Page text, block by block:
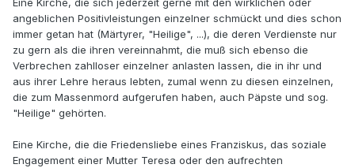
Eine Kirche, die sich jederzeit gerne mit den wirklichen oder
angeblichen Positivleistungen einzelner schmückt und dies schon
immer getan hat (Märtyrer, "Heilige", ...), die deren Verdienste nur
zu gern als die ihren vereinnahmt, die muß sich ebenso die
Verbrechen zahlloser einzelner anlasten lassen, die in ihr und
aus ihrer Lehre heraus lebten, zumal wenn zu diesen einzelnen,
die zum Massenmord aufgerufen haben, auch Päpste und sog.
"Heilige" gehörten.
Eine Kirche, die die Friedensliebe eines Franziskus, das soziale
Engagement einer Mutter Teresa oder den aufrechten